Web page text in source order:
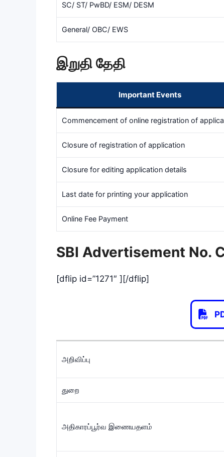
SC/ ST/ PwBD/ ESM/ DESM
General/ OBC/ EWS
இறுதி தேதி
Important Events
Commencement of online registration of
Closure of registration of application
Closure for editing application details
Last date for printing your application
Online Fee Payment
SBI Advertisement No.
[dflip id=”1271″ ][/dflip]
அறிவிப்பு
துறை
அதிகாரப்பூர்வ இணையதளம்